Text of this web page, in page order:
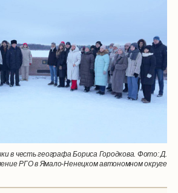
в честь географа Бориса Городкова. Фото: Д.
РГО в Ямало-Ненецком автономном округе